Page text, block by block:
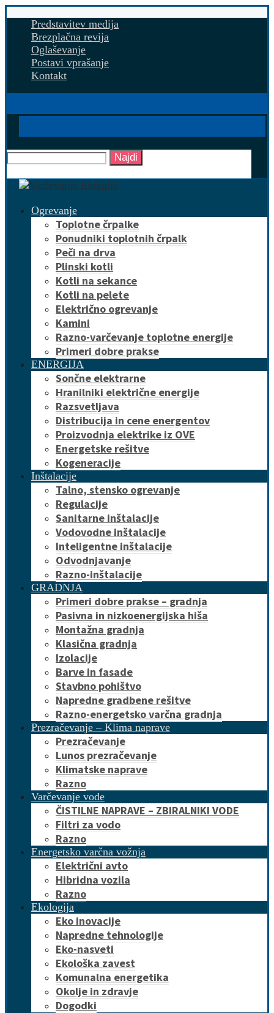
Predstavitev medija
Brezplačna revija
Oglaševanje
Postavi vprašanje
Kontakt
Najdi
Ogrevanje
Toplotne črpalke
Ponudniki toplotnih črpalk
Peči na drva
Plinski kotli
Kotli na sekance
Kotli na pelete
Električno ogrevanje
Kamini
Razno-varčevanje toplotne energije
Primeri dobre prakse
ENERGIJA
Sončne elektrarne
Hranilniki električne energije
Razsvetljava
Distribucija in cene energentov
Proizvodnja elektrike iz OVE
Energetske rešitve
Kogeneracije
Inštalacije
Talno, stensko ogrevanje
Regulacije
Sanitarne inštalacije
Vodovodne inštalacije
Inteligentne inštalacije
Odvodnjavanje
Razno-inštalacije
GRADNJA
Primeri dobre prakse – gradnja
Pasivna in nizkoenergijska hiša
Montažna gradnja
Klasična gradnja
Izolacije
Barve in fasade
Stavbno pohištvo
Napredne gradbene rešitve
Razno-energetsko varčna gradnja
Prezračevanje – Klima naprave
Prezračevanje
Lunos prezračevanje
Klimatske naprave
Razno
Varčevanje vode
ČISTILNE NAPRAVE – ZBIRALNIKI VODE
Filtri za vodo
Razno
Energetsko varčna vožnja
Električni avto
Hibridna vozila
Razno
Ekologija
Eko inovacije
Napredne tehnologije
Eko-nasveti
Ekološka zavest
Komunalna energetika
Okolje in zdravje
Dogodki